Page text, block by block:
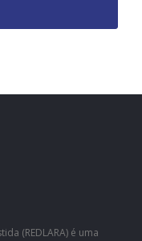
(REDLARA) é uma